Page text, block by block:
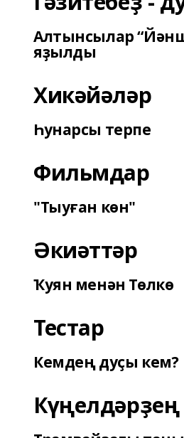
Алтынсылар
яҙылды
Хикәйәләр
Һунарсы терпе
Фильмдар
"Тыуған көн"
Әкиәттәр
Ҡуян менән Төлкө
Тестар
Кемдең дуҫы кем?